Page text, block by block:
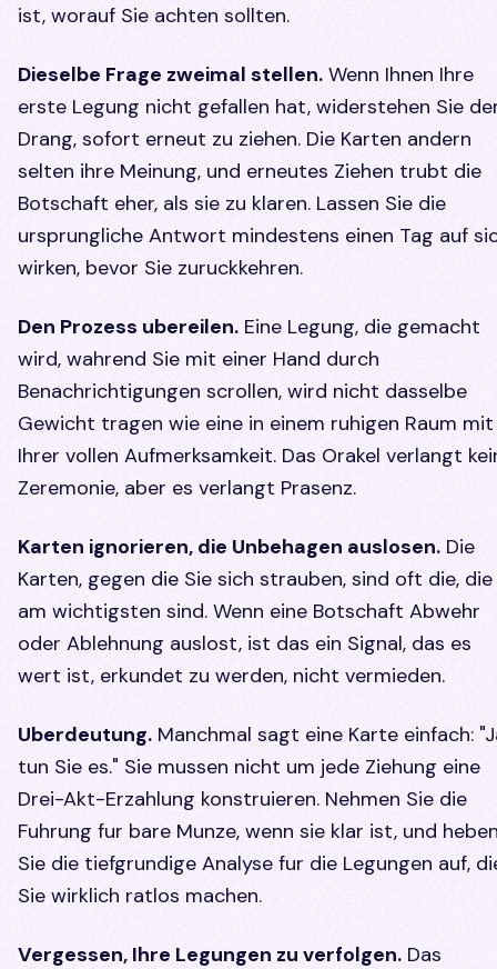
ist, worauf Sie achten sollten.
Dieselbe Frage zweimal stellen. Wenn Ihnen Ihre
erste Legung nicht gefallen hat, widerstehen Sie
Drang, sofort erneut zu ziehen. Die Karten andern
selten ihre Meinung, und erneutes Ziehen trubt die
Botschaft eher, als sie zu klaren. Lassen Sie die
ursprungliche Antwort mindestens einen Tag auf
wirken, bevor Sie zuruckkehren.
Den Prozess ubereilen. Eine Legung, die gemacht
wird, wahrend Sie mit einer Hand durch
Benachrichtigungen scrollen, wird nicht dasselbe
Gewicht tragen wie eine in einem ruhigen Raum mit
Ihrer vollen Aufmerksamkeit. Das Orakel verlangt
Zeremonie, aber es verlangt Prasenz.
Karten ignorieren, die Unbehagen auslosen. Die
Karten, gegen die Sie sich strauben, sind oft die, die
am wichtigsten sind. Wenn eine Botschaft Abwehr
oder Ablehnung auslost, ist das ein Signal, das es
wert ist, erkundet zu werden, nicht vermieden.
Uberdeutung. Manchmal sagt eine Karte einfach:
tun Sie es." Sie mussen nicht um jede Ziehung eine
Drei-Akt-Erzahlung konstruieren. Nehmen Sie die
Fuhrung fur bare Munze, wenn sie klar ist, und
Sie die tiefgrundige Analyse fur die Legungen auf,
Sie wirklich ratlos machen.
Vergessen, Ihre Legungen zu verfolgen. Das